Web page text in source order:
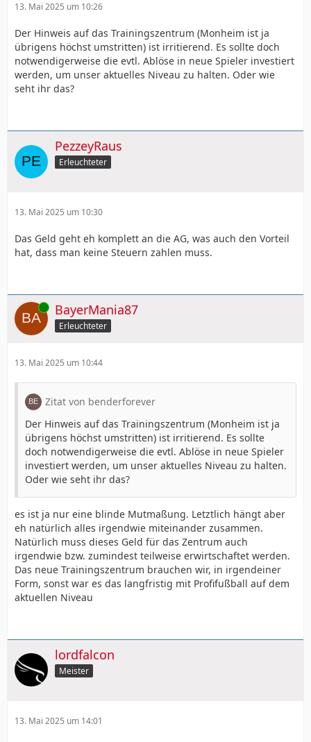
13. Mai 2025 um 10:26
Der Hinweis auf das Trainingszentrum (Monheim ist ja
übrigens höchst umstritten) ist irritierend. Es sollte doch
notwendigerweise die evtl. Ablöse in neue Spieler investiert
werden, um unser aktuelles Niveau zu halten. Oder wie
seht ihr das?
PezzeyRaus
Erleuchteter
13. Mai 2025 um 10:30
Das Geld geht eh komplett an die AG, was auch den Vorteil
hat, dass man keine Steuern zahlen muss.
Online BayerMania87
Erleuchteter
13. Mai 2025 um 10:44
Zitat von benderforever
Der Hinweis auf das Trainingszentrum (Monheim ist ja
übrigens höchst umstritten) ist irritierend. Es sollte
doch notwendigerweise die evtl. Ablöse in neue Spieler
investiert werden, um unser aktuelles Niveau zu halten.
Oder wie seht ihr das?
es ist ja nur eine blinde Mutmaßung. Letztlich hängt aber
eh natürlich alles irgendwie miteinander zusammen.
Natürlich muss dieses Geld für das Zentrum auch
irgendwie bzw. zumindest teilweise erwirtschaftet werden.
Das neue Trainingszentrum brauchen wir, in irgendeiner
Form, sonst war es das langfristig mit Profifußball auf dem
aktuellen Niveau
lordfalcon
Meister
13. Mai 2025 um 14:01